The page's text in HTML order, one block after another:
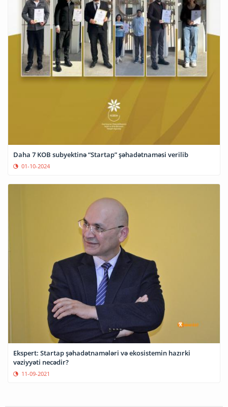
Daha 7 KOB subyektinə “Startap” şəhadətnaməsi verilib
01-10-2024
Ekspert: Startap şəhadətnamələri və ekosistemin hazırki
vəziyyəti necədir?
11-09-2021